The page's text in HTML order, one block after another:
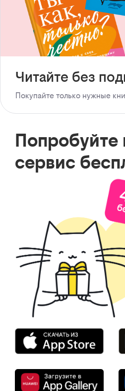
Читайте без
Покупайте только нужные
Попробуйте
сервис